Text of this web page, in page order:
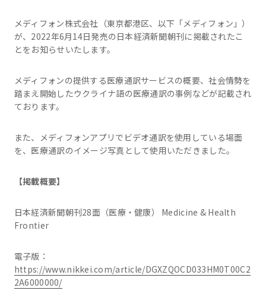
メディフォン株式会社（東京都港区、以下「メディフォン」）
が、2022年6月14日発売の日本経済新聞朝刊に掲載されたこ
とをお知らせいたします。
メディフォンの提供する医療通訳サービスの概要、社会情勢を
踏まえ開始したウクライナ語の医療通訳の事例などが記載され
ております。
また、メディフォンアプリでビデオ通訳を使用している場面
を、医療通訳のイメージ写真として使用いただきました。
【掲載概要】
日本経済新聞朝刊28面（医療・健康） Medicine & Health
Frontier
電子版：
https://www.nikkei.com/article/DGXZQOCD033HM0T00C2
2A6000000/